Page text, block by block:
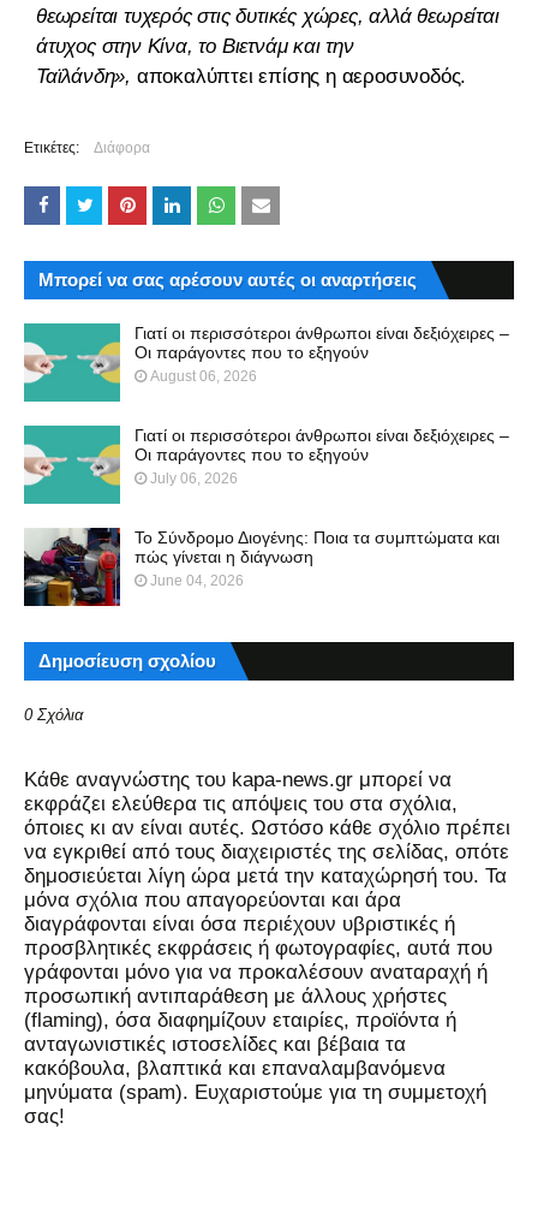
θεωρείται τυχερός στις δυτικές χώρες, αλλά θεωρείται
άτυχος στην Κίνα, το Βιετνάμ και την
Ταϊλάνδη», αποκαλύπτει επίσης η αεροσυνοδός.
Ετικέτες: Διάφορα
Μπορεί να σας αρέσουν αυτές οι αναρτήσεις
Γιατί οι περισσότεροι άνθρωποι είναι δεξιόχειρες –
Οι παράγοντες που το εξηγούν
August 06, 2026
Γιατί οι περισσότεροι άνθρωποι είναι δεξιόχειρες –
Οι παράγοντες που το εξηγούν
July 06, 2026
Το Σύνδρομο Διογένης: Ποια τα συμπτώματα και
πώς γίνεται η διάγνωση
June 04, 2026
Δημοσίευση σχολίου
0 Σχόλια
Kάθε αναγνώστης του kapa-news.gr μπορεί να
εκφράζει ελεύθερα τις απόψεις του στα σχόλια,
όποιες κι αν είναι αυτές. Ωστόσο κάθε σχόλιο πρέπει
να εγκριθεί από τους διαχειριστές της σελίδας, οπότε
δημοσιεύεται λίγη ώρα μετά την καταχώρησή του. Τα
μόνα σχόλια που απαγορεύονται και άρα
διαγράφονται είναι όσα περιέχουν υβριστικές ή
προσβλητικές εκφράσεις ή φωτογραφίες, αυτά που
γράφονται μόνο για να προκαλέσουν αναταραχή ή
προσωπική αντιπαράθεση με άλλους χρήστες
(flaming), όσα διαφημίζουν εταιρίες, προϊόντα ή
ανταγωνιστικές ιστοσελίδες και βέβαια τα
κακόβουλα, βλαπτικά και επαναλαμβανόμενα
μηνύματα (spam). Ευχαριστούμε για τη συμμετοχή
σας!